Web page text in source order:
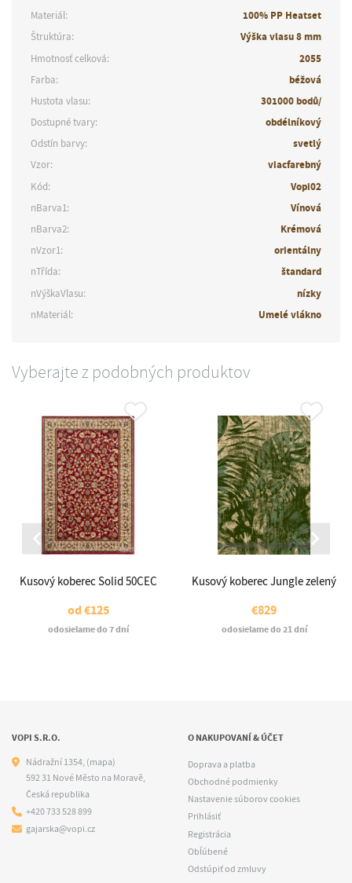
Materiál:
100% PP Heatset
Štruktúra:
Výška vlasu 8 mm
Hmotnosť celková:
2055
Farba:
béžová
Hustota vlasu:
301000 bodů/
Dostupné tvary:
obdélníkový
Odstín barvy:
svetlý
Vzor:
viacfarebný
Kód:
Vopi02
nBarva1:
Vínová
nBarva2:
Krémová
nVzor1:
orientálny
nTřída:
štandard
nVýškaVlasu:
nízky
nMateriál:
Umelé vlákno
Vyberajte z podobných produktov
Kusový koberec Solid 50CEC
od€125
odosielame do 7 dní
Kusový koberec Jungle zelený
€829
odosielame do 21 dní
VOPI S.R.O.
Nádražní 1354, (mapa)
592 31 Nové Město na Moravě,
Česká republika
+420 733 528 899
gajarska@vopi.cz
O NAKUPOVANÍ & ÚČET
Doprava a platba
Obchodné podmienky
Nastavenie súborov cookies
Prihlásiť
Registrácia
Obľúbené
Odstúpiť od zmluvy